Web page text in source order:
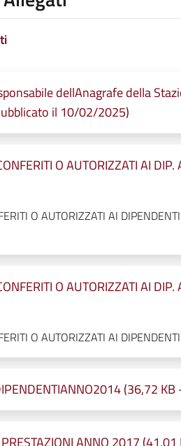
dellAnagrafe della
il 10/02/2025)
O AUTORIZZATI AI
O AUTORIZZATI AI
O AUTORIZZATI AI
O AUTORIZZATI AI
(36,72
PRESTAZIONI ANNO 2017